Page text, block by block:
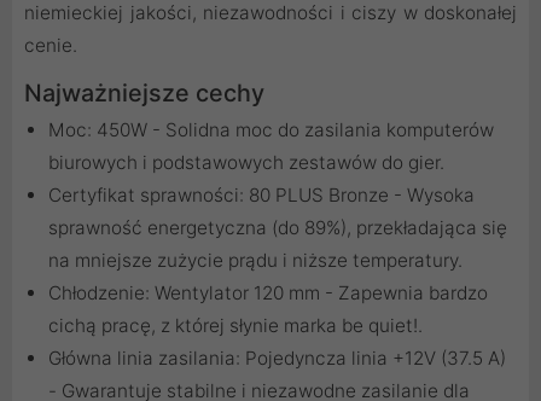
niemieckiej jakości, niezawodności i ciszy w doskonałej
cenie.
Najważniejsze cechy
Moc: 450W - Solidna moc do zasilania komputerów
biurowych i podstawowych zestawów do gier.
Certyfikat sprawności: 80 PLUS Bronze - Wysoka
sprawność energetyczna (do 89%), przekładająca się
na mniejsze zużycie prądu i niższe temperatury.
Chłodzenie: Wentylator 120 mm - Zapewnia bardzo
cichą pracę, z której słynie marka be quiet!.
Główna linia zasilania: Pojedyncza linia +12V (37.5 A)
- Gwarantuje stabilne i niezawodne zasilanie dla